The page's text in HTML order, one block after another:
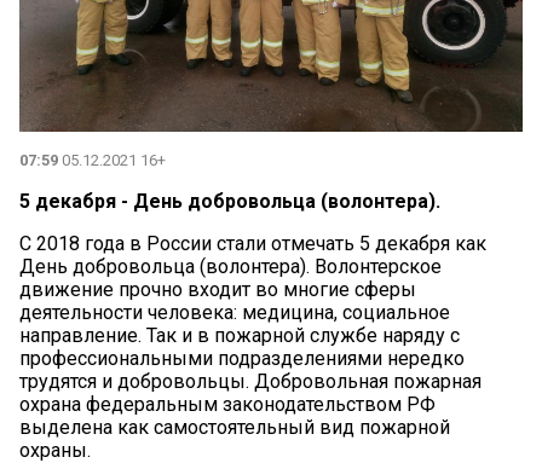
07:59 05.12.2021 16+
5 декабря - День добровольца (волонтера).
С 2018 года в России стали отмечать 5 декабря как
День добровольца (волонтера). Волонтерское
движение прочно входит во многие сферы
деятельности человека: медицина, социальное
направление. Так и в пожарной службе наряду с
профессиональными подразделениями нередко
трудятся и добровольцы. Добровольная пожарная
охрана федеральным законодательством РФ
выделена как самостоятельный вид пожарной
охраны.